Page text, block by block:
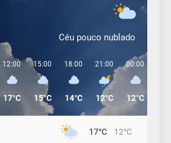
Céu pouco nublado
12:00
17°C
15:00
15°C
18:00
14°C
21:00
12°C
00:00
12°C
17°C 12°C